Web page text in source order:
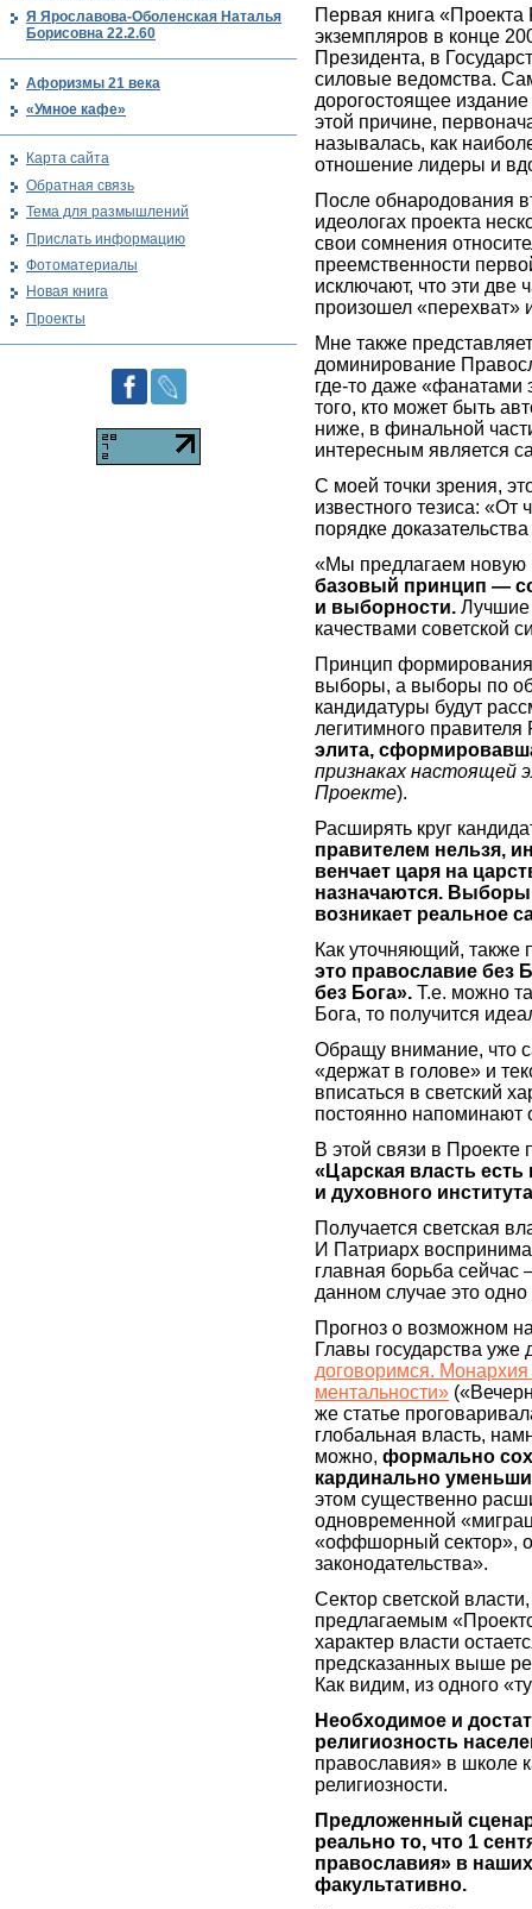
Первая книга
экземпляров в конце
Президента, в
силовые ведомства.
дорогостоящее
этой причине,
называлась, как
отношение лидеры и
После обнародования
идеологах проекта
свои сомнения
преемственности
исключают, что эти две
произошел «перехват»
Мне также
доминирование
где-то даже «фанатами
того, кто может быть
ниже, в финальной
интересным является
С моей точки зрения,
известного тезиса:
порядке
«Мы предлагаем новую
базовый принцип —
и выборности. Лучшие
качествами советской
Принцип
выборы, а выборы по
кандидатуры будут
легитимного
элита,
признаках настоящей
Проекте).
Расширять круг
правителем нельзя,
венчает царя на
назначаются. Выборы
возникает реальное
Как уточняющий, также
это православие без
без Бога». Т.е. можно
Бога, то получится
Обращу внимание, что
«держат в голове» и
вписаться в светский
постоянно напоминают
В этой связи в
«Царская власть есть
и духовного
Получается светская
И Патриарх
главная борьба
данном случае это
Прогноз о возможном
Главы государства уже
договоримся.
ментальности»
же статье
глобальная власть,
можно, формально
кардинально
этом существенно
одновременной
«оффшорный сектор»,
законодательства».
Сектор светской
предлагаемым
характер власти
предсказанных выше
Как видим, из одного
Необходимое и
религиозность
православия» в школе
религиозности.
Предложенный
реально то, что 1
православия» в
факультативно.
Я Ярославова-Оболенская Наталья
Борисовна 22.2.60
Афоризмы 21 века
«Умное кафе»
Карта сайта
Обратная связь
Тема для размышлений
Прислать информацию
Фотоматериалы
Новая книга
Проекты